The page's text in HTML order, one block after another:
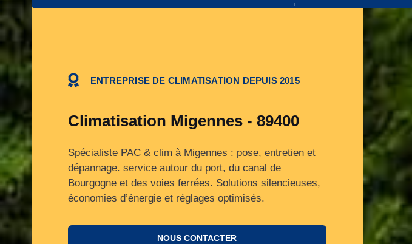
ENTREPRISE DE CLIMATISATION DEPUIS 2015
Climatisation Migennes - 89400
Spécialiste PAC & clim à Migennes : pose, entretien et
dépannage. service autour du port, du canal de
Bourgogne et des voies ferrées. Solutions silencieuses,
économies d’énergie et réglages optimisés.
NOUS CONTACTER